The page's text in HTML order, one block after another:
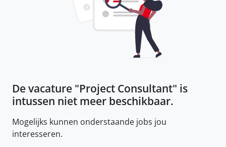
De vacature "Project Consultant" is
intussen niet meer beschikbaar.
Mogelijks kunnen onderstaande jobs jou
interesseren.